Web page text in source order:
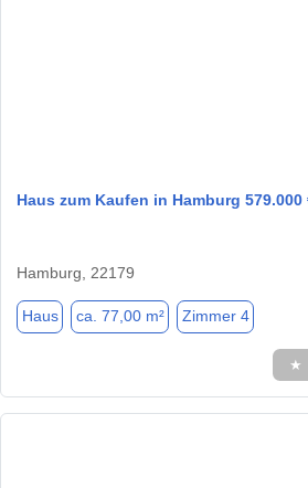
Haus zum Kaufen in Hamburg 579.000
Hamburg, 22179
Haus ca. 77,00 m² Zimmer 4
★